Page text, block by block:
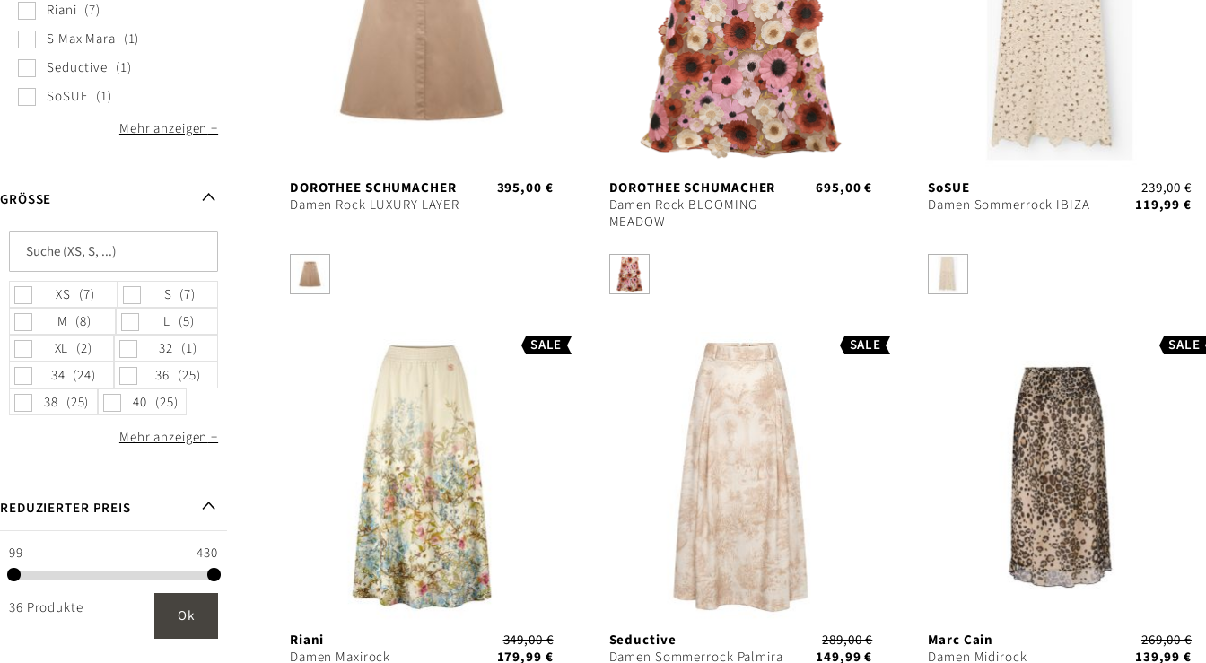
DOROTHEE SCHUMACHER
Damen Rock LUXURY LAYER
395,00 €
DOROTHEE SCHUMACHER
Damen Rock BLOOMING
MEADOW
695,00 €
SoSUE
Damen Sommerrock IBIZA
239,00 €
119,99 €
SALE
Riani
Damen Maxirock
349,00 €
179,99 €
SALE
Seductive
Damen Sommerrock Palmira
289,00 €
149,99 €
SALE
Marc Cain
Damen Midirock
269,00 €
139,99 €
Riani
7
S Max Mara
1
Seductive
1
SoSUE
1
Mehr anzeigen
GRÖSSE
XS 7 S
7
M
8 L
5
XL
2 32
1
34
24 36
25
38
25 40
25
Mehr anzeigen
REDUZIERTER PREIS
99 430
36 Produkte Ok